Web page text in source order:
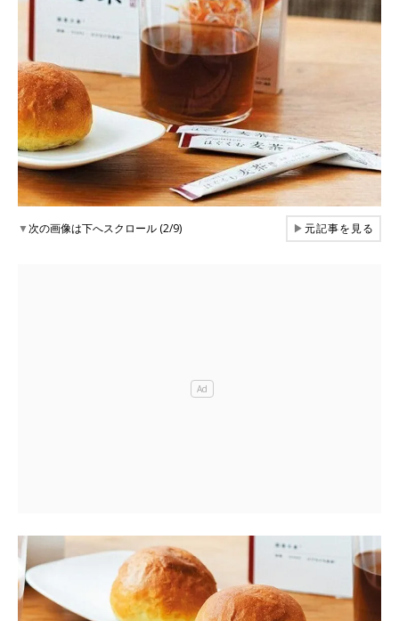
▼次の画像は下へスクロール (2/9) ▶元記事を見る